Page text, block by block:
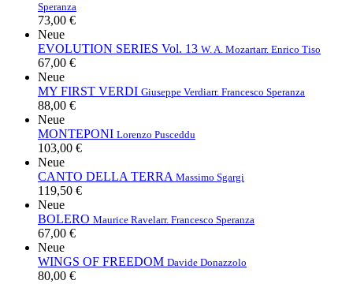
Speranza
73,00 €
Neue
EVOLUTION SERIES Vol. 13 W. A. Mozartarr. Enrico Tiso
67,00 €
Neue
MY FIRST VERDI Giuseppe Verdiarr. Francesco Speranza
88,00 €
Neue
MONTEPONI Lorenzo Pusceddu
103,00 €
Neue
CANTO DELLA TERRA Massimo Sgargi
119,50 €
Neue
BOLERO Maurice Ravelarr. Francesco Speranza
67,00 €
Neue
WINGS OF FREEDOM Davide Donazzolo
80,00 €